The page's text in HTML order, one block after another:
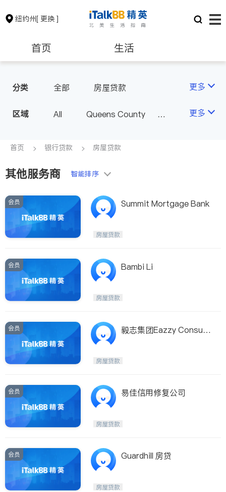
纽约州[ 更换 ]
首页 生活
保险理财 房地产租售
银行贷款 会计师
建筑装修
非盈利组织
分类 全部 房屋贷款 更多
区域 All
Queens County
Long Island
Bronx County
Buffalo & Syracuse
Westchester County & Orange
County
更多
首页 银行贷款 房屋贷款
其他服务商 智能排序
会员 Summit Mortgage Bank
房屋贷款
会员 Bambi Li
房屋贷款
会员
毅志集团Eazzy Consulti
房屋贷款
会员 易佳信用修复公司
房屋贷款
会员 Guardhill 房贷
房屋贷款